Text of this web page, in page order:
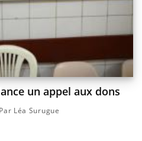
un appel aux dons
Par Léa Surugue